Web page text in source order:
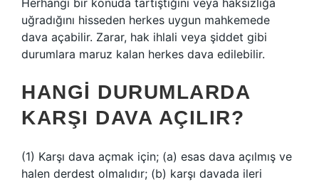
Herhangi bir konuda tartıştığını veya haksızlığa
uğradığını hisseden herkes uygun mahkemede
dava açabilir. Zarar, hak ihlali veya şiddet gibi
durumlara maruz kalan herkes dava edilebilir.
HANGI DURUMLARDA
KARŞI DAVA AÇILIR?
(1) Karşı dava açmak için; (a) esas dava açılmış ve
halen derdest olmalıdır; (b) karşı davada ileri